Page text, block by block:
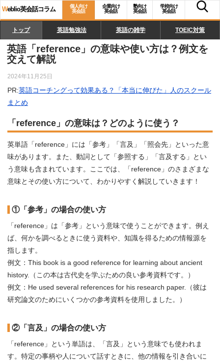
Weblio英会話コラム
個人向け
英会話
企業向け
英会話
塾向け
英会話
学校向け
英会話
トップ 英語勉強法 英語の雑学 TOEIC対策
英語「reference」の意味や使い方は？例文を
交えて解説
2024年11月25日
PR:英語コーチングって効果ある？「本当に伸びた」人のスクール
まとめ
「reference」の意味は？どのように使う？
英単語「reference」には「参考」「言及」「照会先」といった意
味があります。また、動詞として「参照する」「言及する」とい
う意味も含まれています。ここでは、「reference」のさまざまな
意味とその使い方について、わかりやすく解説していきます！
①「参考」の場合の使い方
「reference」は「参考」という意味で使うことができます。例え
ば、何かを調べるときに使う資料や、知識を得るための情報源を
指します。
例文：This book is a good reference for learning about ancient
history.（この本は古代史を学ぶための良い参考資料です。）
例文：He used several references for his research paper.（彼は
研究論文のためにいくつかの参考資料を使用しました。）
②「言及」の場合の使い方
「reference」という単語は、「言及」という意味でも使われま
す。特定の事柄や人について話すときに、他の情報を引き合いに